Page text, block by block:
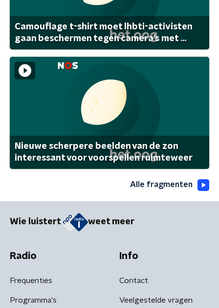
Camouflage t-shirt moet lhbti-activisten
gaan beschermen tegen camera's met ...
Nieuwe scherpere beelden van de zon
interessant voor voorspellen ruimteweer
Alle fragmenten
Wie luistert weet meer
Radio
Frequenties
Programma's
Info
Contact
Veelgestelde vragen